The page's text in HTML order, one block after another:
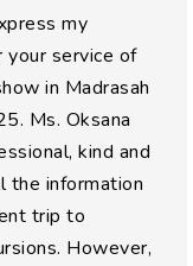
my
your service of
in Madrasah
Ms. Oksana
kind and
the information
trip to
However,